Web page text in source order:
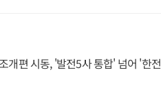
개편 시동, '발전5사 통합' 넘어 '한전